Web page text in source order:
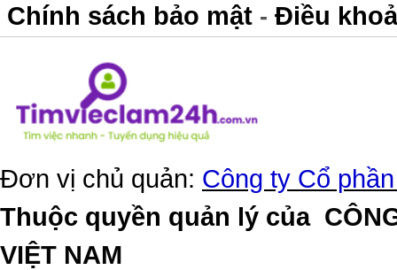
Chính sách bảo mật - Điều
Đơn vị chủ quản: Công ty Cổ
Thuộc quyền quản lý của
VIỆT NAM